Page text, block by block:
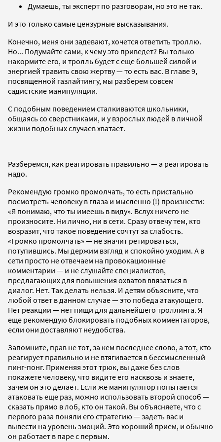
Думаешь, ты эксперт по разговорам, но это не так.
И это только самые цензурные высказывания.
Конечно, меня они задевают, хочется ответить троллю.
Но... Подумайте сами, к чему это приведет? Вы только
накормите его, и тролль будет с еще большей силой и
энергией травить свою жертву — то есть вас. В главе 9,
посвященной газлайтингу, мы разберем совсем
садистские манипуляции.
С подобным поведением сталкиваются школьники,
общаясь со сверстниками, и у взрослых людей в личной
жизни подобных случаев хватает.
Разберемся, как реагировать правильно — а реагировать
надо.
Рекомендую громко промолчать, то есть пристально
посмотреть человеку в глаза и мысленно (!) произнести:
«Я понимаю, что ты имеешь в виду». Вслух ничего не
произносите. Ни лично, ни в сети. Сразу отвечу тем, кто
возразит, что такое поведение сочтут за слабость.
«Громко промолчать» — не значит ретироваться,
потупившись. Мы держим взгляд и спокойно уходим. А в
сети просто не отвечаем на провокационные
комментарии — и не слушайте специалистов,
предлагающих для повышения охватов ввязаться в
диалог. Нет. Так делать нельзя. И детям объясните, что
любой ответ в данном случае — это победа атакующего.
Нет реакции — нет пищи для дальнейшего троллинга. Я
еще рекомендую блокировать подобных комментаторов,
если они доставляют неудобства.
Запомните, прав не тот, за кем последнее слово, а тот, кто
реагирует правильно и не втягивается в бессмысленный
пинг-понг. Применяя этот трюк, вы даже без слов
покажете человеку, что видите его насквозь и знаете,
зачем он это делает. Если же манипулятор попытается
атаковать еще раз, можно использовать второй способ —
сказать прямо в лоб, кто он такой. Вы объясняете, что с
первого раза поняли его стратегию — задеть вас и
вывести на уровень эмоций. Это хороший прием, и обычно
он работает в паре с первым.